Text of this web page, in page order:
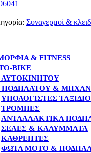
Συναγερμοί &
& FITNESS
BIKE
ΑΥΤΟΚΙΝΉΤΟΥ
ΠΟΔΗΛΆΤΟΥ &
ΥΠΟΛΟΓΙΣΤΈΣ
ΤΡΌΜΠΕΣ
ΑΝΤΑΛΛΑΚΤΙΚΆ
ΣΈΛΕΣ & ΚΑΛΎΜΜΑΤΑ
ΚΑΘΡΈΠΤΕΣ
ΦΏΤΑ MOTO &